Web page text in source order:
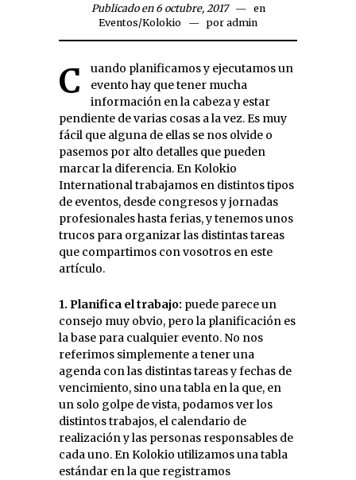
Publicado en 6 octubre, 2017
en
Eventos/Kolokio por admin
Cuando planificamos y ejecutamos un
evento hay que tener mucha
información en la cabeza y estar
pendiente de varias cosas a la vez. Es muy
fácil que alguna de ellas se nos olvide o
pasemos por alto detalles que pueden
marcar la diferencia. En Kolokio
International trabajamos en distintos tipos
de eventos, desde congresos y jornadas
profesionales hasta ferias, y tenemos unos
trucos para organizar las distintas tareas
que compartimos con vosotros en este
artículo.
1. Planifica el trabajo: puede parece un
consejo muy obvio, pero la planificación es
la base para cualquier evento. No nos
referimos simplemente a tener una
agenda con las distintas tareas y fechas de
vencimiento, sino una tabla en la que, en
un solo golpe de vista, podamos ver los
distintos trabajos, el calendario de
realización y las personas responsables de
cada uno. En Kolokio utilizamos una tabla
estándar en la que registramos